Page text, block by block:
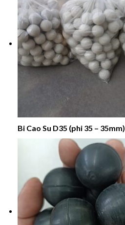
Bi Cao Su D35 (phi 35 – 35mm)